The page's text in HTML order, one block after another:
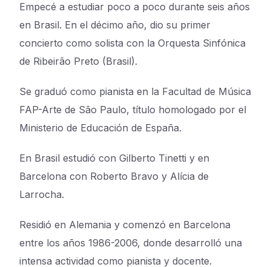
Empecé a estudiar poco a poco durante seis años
en Brasil. En el décimo año, dio su primer
concierto como solista con la Orquesta Sinfónica
de Ribeirão Preto (Brasil).
Se graduó como pianista en la Facultad de Música
FAP-Arte de São Paulo, título homologado por el
Ministerio de Educación de España.
En Brasil estudió con Gilberto Tinetti y en
Barcelona con Roberto Bravo y Alícia de
Larrocha.
Residió en Alemania y comenzó en Barcelona
entre los años 1986-2006, donde desarrolló una
intensa actividad como pianista y docente.